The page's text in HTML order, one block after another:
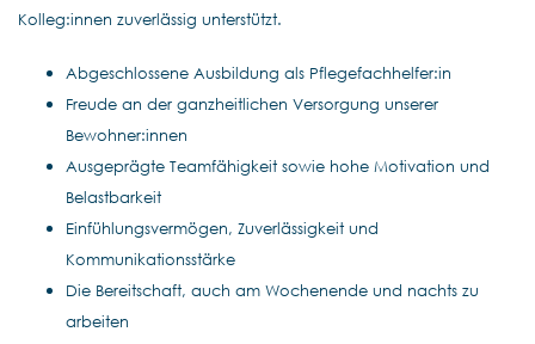
Kolleg:innen zuverlässig unterstützt.
Abgeschlossene Ausbildung als Pflegefachhelfer:in
Freude an der ganzheitlichen Versorgung unserer
Bewohner:innen
Ausgeprägte Teamfähigkeit sowie hohe Motivation und
Belastbarkeit
Einfühlungsvermögen, Zuverlässigkeit und
Kommunikationsstärke
Die Bereitschaft, auch am Wochenende und nachts zu
arbeiten